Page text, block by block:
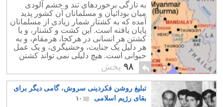
به تازگی برخوردهای تند و خشم آلودی
میان بودائیان و مسلمانان آن کشور پدید
آمده که به کشتار شمار زیادی از مسلمانان
پایان یافته است. این کشت و کشتار، و یا
کشتن هر انسانی در هرکجا، هرمقام، و به
هر دلیل یک جنایت، وحشیگری، و یک عمل
حیوانی است. هیچ دلیلی نمی تواند کشتن
یک فرد را توجیه کند.
۹۸ پخش
تبلیغ روشن فکردینی سروش، گامی دیگر برای
بقای رژیم اسلامی
۱۰